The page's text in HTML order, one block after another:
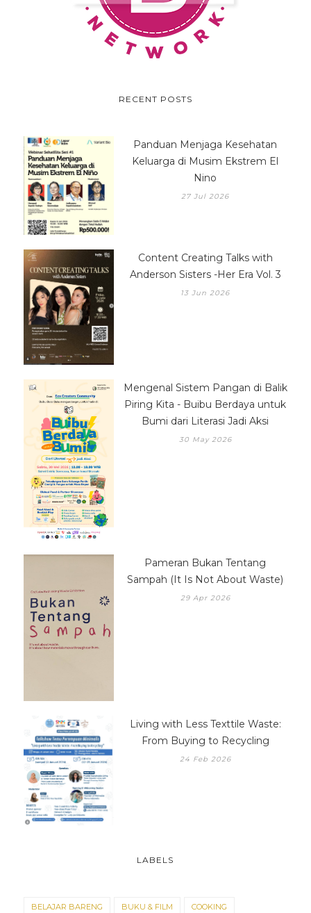
RECENT POSTS
Panduan Menjaga Kesehatan
Keluarga di Musim Ekstrem El
Nino
27 Jul 2026
Content Creating Talks with
Anderson Sisters -Her Era Vol. 3
13 Jun 2026
Mengenal Sistem Pangan di Balik
Piring Kita - Buibu Berdaya untuk
Bumi dari Literasi Jadi Aksi
30 May 2026
Pameran Bukan Tentang
Sampah (It Is Not About Waste)
29 Apr 2026
Living with Less Texttile Waste:
From Buying to Recycling
24 Feb 2026
LABELS
BELAJAR BARENG BUKU & FILM COOKING